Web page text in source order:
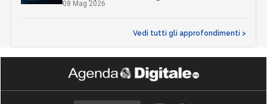
08 Mag 2026
Vedi tutti gli approfondimenti >